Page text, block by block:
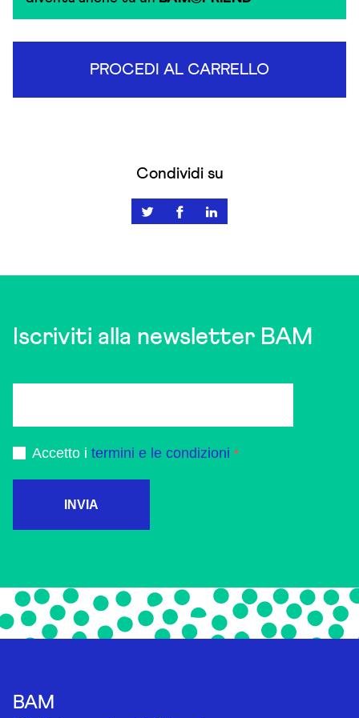
PROCEDI AL CARRELLO
Condividi su
Iscriviti alla newsletter BAM
Accetto i termini e le condizioni
INVIA
BAM